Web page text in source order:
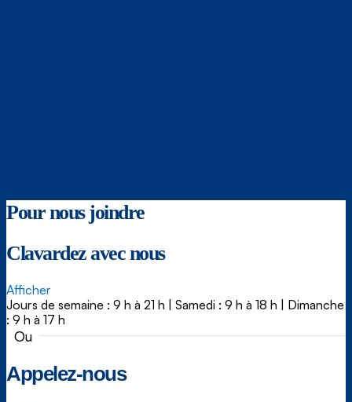
Pour nous joindre
Clavardez avec nous
Afficher
Jours de semaine : 9 h à 21 h | Samedi : 9 h à 18 h | Dimanche
: 9 h à 17 h
Ou
Appelez-nous